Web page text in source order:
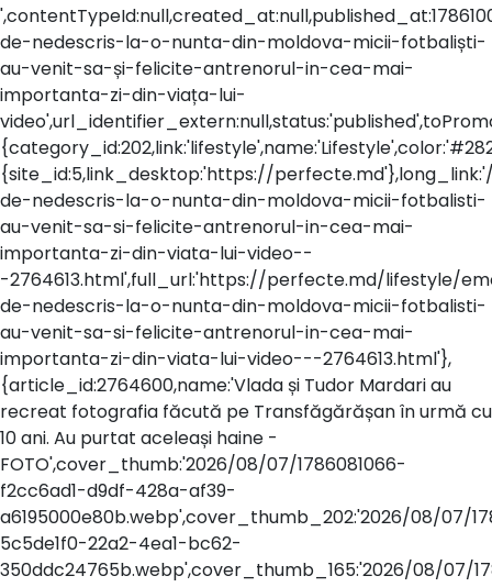
de-nedescris-la-o-nunta-din-moldova-micii-fotbaliști-
au-venit-sa-și-felicite-antrenorul-in-cea-mai-
importanta-zi-din-viața-lui-
{site_id:5,link_desktop:'https://
de-nedescris-la-o-nunta-din-moldova-micii-fotbalisti-
au-venit-sa-si-felicite-antrenorul-in-cea-mai-
importanta-zi-din-viata-lui-video--
-2764613.html',full_url:'https://perfecte.md/lifestyle/
de-nedescris-la-o-nunta-din-moldova-micii-fotbalisti-
au-venit-sa-si-felicite-antrenorul-in-cea-mai-
importanta-zi-din-viata-lui-video---2764613.html'},
{article_id:2764600,name:'Vlada și Tudor Mardari au
recreat fotografia făcută pe Transfăgărășan în urmă cu
10 ani. Au purtat aceleași haine -
FOTO',cover_thumb:'2026/08/07/1786081066-
f2cc6ad1-d9df-428a-af39-
a6195000e80b.webp',cover_thumb_202:'2026/08/07/
5c5de1f0-22a2-4ea1-bc62-
350ddc24765b.webp',cover_thumb_165:'2026/08/07/